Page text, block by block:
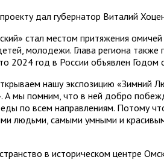
дал губернатор Виталий
стал местом притяжения
молодежи. Глава региона
2024 год в России объявлен Годом
нашу экспозицию «Зимний
А мы помним, что в ней добро
по всем направлениям. Потому
людьми, самыми умными и
в историческом центре